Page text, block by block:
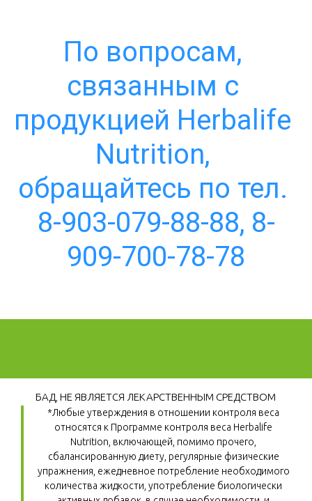
По вопросам,
связанным с
продукцией Herbalife
Nutrition,
обращайтесь по тел.
8-903-079-88-88, 8-
909-700-78-78
БАД, НЕ ЯВЛЯЕТСЯ ЛЕКАРСТВЕННЫМ СРЕДСТВОМ
*Любые утверждения в отношении контроля веса
относятся к Программе контроля веса Herbalife
Nutrition, включающей, помимо прочего,
сбалансированную диету, регулярные физические
упражнения, ежедневное потребление необходимого
количества жидкости, употребление биологически